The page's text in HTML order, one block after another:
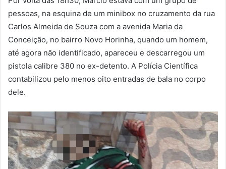
pessoas, na esquina de um minibox no cruzamento da rua
Carlos Almeida de Souza com a avenida Maria da
Conceição, no bairro Novo Horinha, quando um homem,
até agora não identificado, apareceu e descarregou um
pistola calibre 380 no ex-detento. A Polícia Científica
contabilizou pelo menos oito entradas de bala no corpo
dele.